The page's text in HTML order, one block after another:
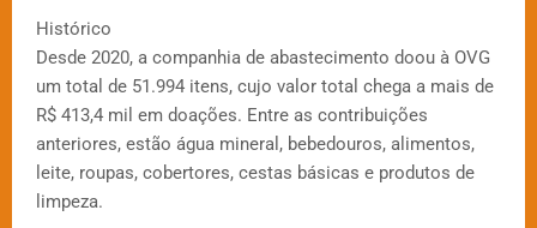
Histórico
Desde 2020, a companhia de abastecimento doou à OVG
um total de 51.994 itens, cujo valor total chega a mais de
R$ 413,4 mil em doações. Entre as contribuições
anteriores, estão água mineral, bebedouros, alimentos,
leite, roupas, cobertores, cestas básicas e produtos de
limpeza.